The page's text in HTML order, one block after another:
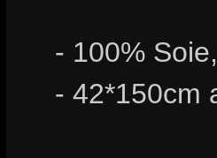
- 100%
- 42*150cm